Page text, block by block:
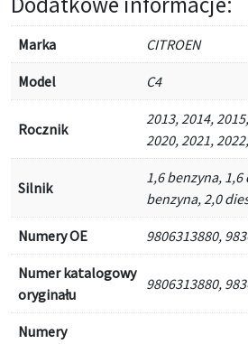
Marka CITROEN
Model C4
Rocznik
2013, 2014,
2020, 2021,
Silnik
1,6 benzyna,
benzyna, 2,0
Numery OE 9806313880,
Numer katalogowy
oryginału
9806313880,
Numery